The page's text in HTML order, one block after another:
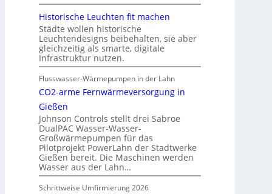
Historische Leuchten fit machen
Städte wollen historische
Leuchtendesigns beibehalten, sie aber
gleichzeitig als smarte, digitale
Infrastruktur nutzen.
Flusswasser-Wärmepumpen in der Lahn
CO2-arme Fernwärmeversorgung in
Gießen
Johnson Controls stellt drei Sabroe
DualPAC Wasser-Wasser-
Großwärmepumpen für das
Pilotprojekt PowerLahn der Stadtwerke
Gießen bereit. Die Maschinen werden
Wasser aus der Lahn…
Schrittweise Umfirmierung 2026